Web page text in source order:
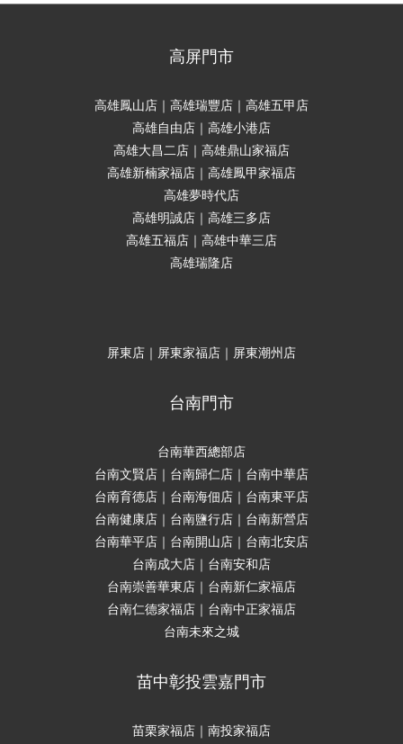
高屏門市
高雄鳳山店｜高雄瑞豐店｜高雄五甲店
高雄自由店｜高雄小港店
高雄大昌二店｜高雄鼎山家福店
高雄新楠家福店｜高雄鳳甲家福店
高雄夢時代店
高雄明誠店｜高雄三多店
高雄五福店｜高雄中華三店
高雄瑞隆店
屏東店｜屏東家福店｜屏東潮州店
台南門市
台南華西總部店
台南文賢店｜台南歸仁店｜台南中華店
台南育德店｜台南海佃店｜台南東平店
台南健康店｜台南鹽行店｜台南新營店
台南華平店｜台南開山店｜台南北安店
台南成大店｜台南安和店
台南崇善華東店｜台南新仁家福店
台南仁德家福店｜台南中正家福店
台南未來之城
苗中彰投雲嘉門市
苗栗家福店｜南投家福店